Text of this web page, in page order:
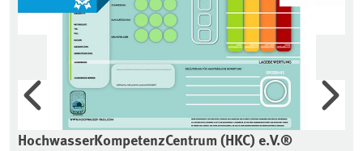
HochwasserKompetenzCentrum (HKC) e.V.®